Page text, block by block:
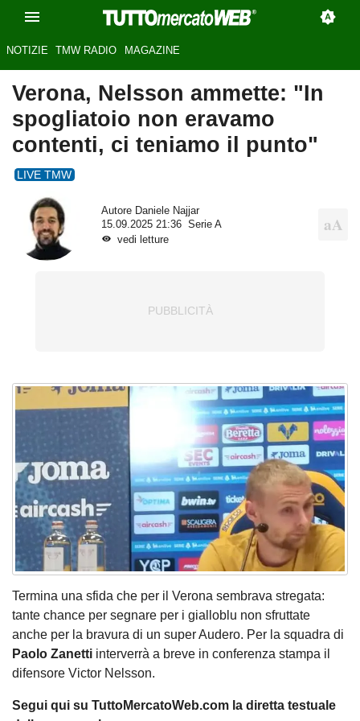
NOTIZIE TMW RADIO MAGAZINE
Verona, Nelsson ammette: "In
spogliatoio non eravamo
contenti, ci teniamo il punto"
LIVE TMW
Autore Daniele Najjar
15.09.2025 21:36
Serie A
vedi letture
Termina una sfida che per il Verona sembrava stregata:
tante chance per segnare per i gialloblu non sfruttate
anche per la bravura di un super Audero. Per la squadra di
Paolo Zanetti interverrà a breve in conferenza stampa il
difensore Victor Nelsson.
Segui qui su TuttoMercatoWeb.com la diretta testuale